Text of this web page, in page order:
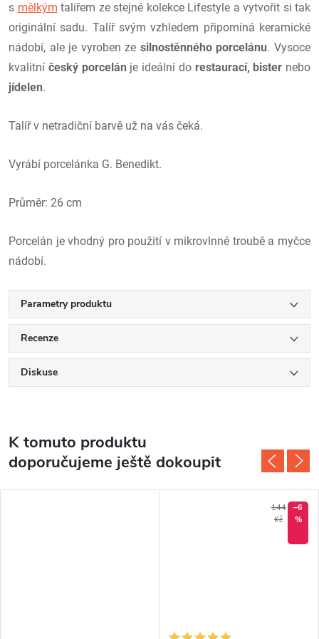
s mělkým talířem ze stejné kolekce Lifestyle a vytvořit si tak
originální sadu. Talíř svým vzhledem připomíná keramické
nádobí, ale je vyroben ze silnostěnného porcelánu. Vysoce
kvalitní český porcelán je ideální do restaurací, bister nebo
jídelen.
Talíř v netradiční barvě už na vás čeká.
Vyrábí porcelánka G. Benedikt.
Průměr: 26 cm
Porcelán je vhodný pro použití v mikrovlnné troubě a myčce
nádobí.
Parametry produktu
Recenze
Diskuse
K tomuto produktu
doporučujeme ještě dokoupit
144
Kč
–6
%